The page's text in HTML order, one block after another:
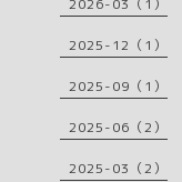
2025-12（1）
2025-09（1）
2025-06（2）
2025-03（2）